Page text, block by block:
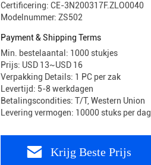
Certificering: CE-3N200317F.ZLO0040
Modelnummer: ZS502
Payment & Shipping Terms
Min. bestelaantal: 1000 stukjes
Prijs: USD 13~USD 16
Verpakking Details: 1 PC per zak
Levertijd: 5-8 werkdagen
Betalingscondities: T/T, Western Union
Levering vermogen: 10000 stuks per dag
Krijg Beste Prijs